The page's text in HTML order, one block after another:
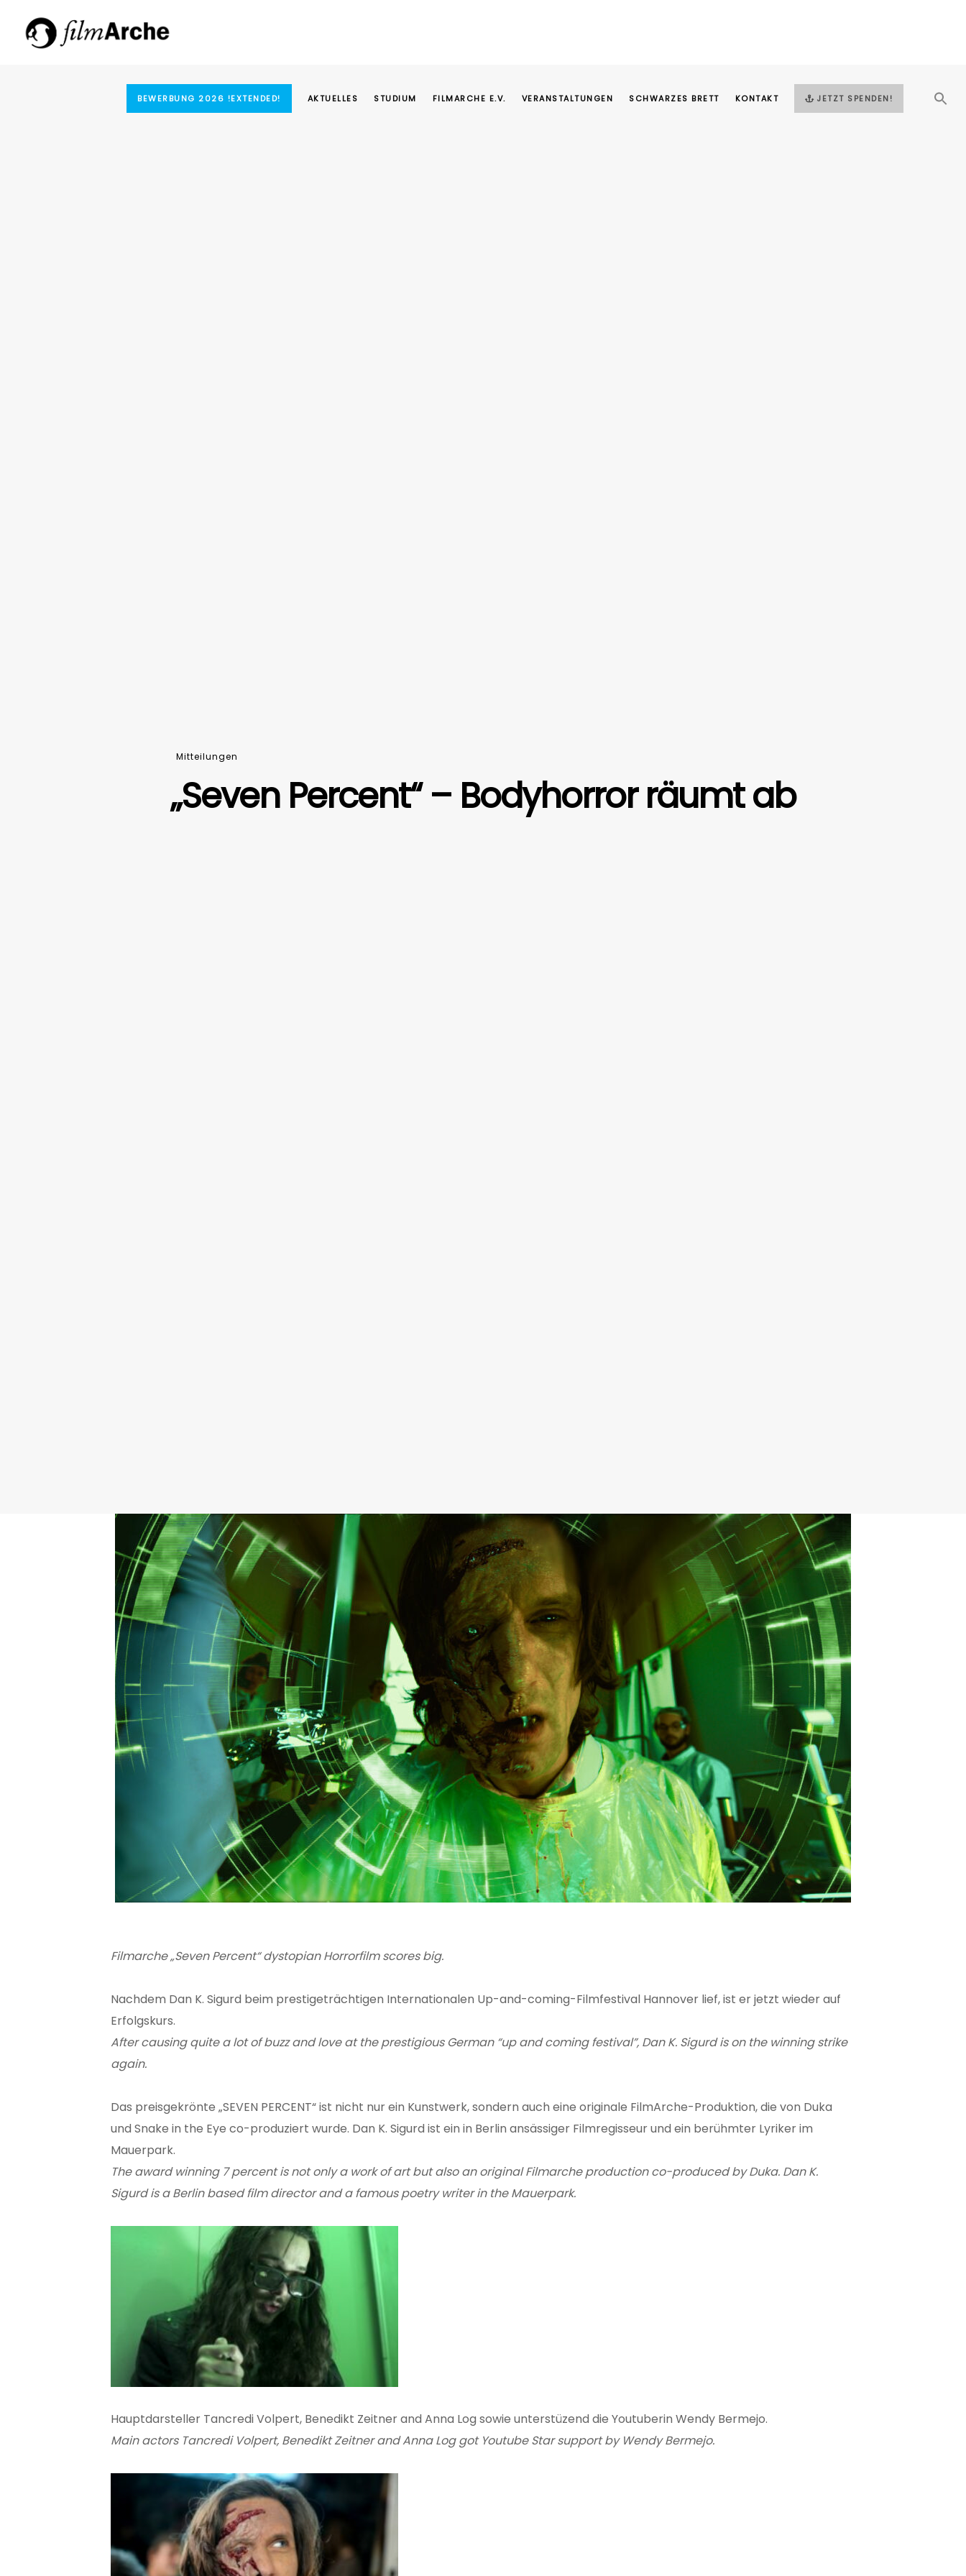
BEWERBUNG 2026 !EXTENDED! AKTUELLES STUDIUM FILMARCHE E.V. VERANSTALTUNGEN SCHWARZES BRETT KONTAKT JETZT SPENDEN!
Mitteilungen
„Seven Percent“ – Bodyhorror räumt ab
Filmarche „Seven Percent“ dystopian Horrorfilm scores big.
Nachdem Dan K. Sigurd beim prestigeträchtigen Internationalen Up-and-coming-Filmfestival Hannover lief, ist er jetzt wieder auf
Erfolgskurs.
After causing quite a lot of buzz and love at the prestigious German “up and coming festival”, Dan K. Sigurd is on the winning strike
again.
Das preisgekrönte „SEVEN PERCENT“ ist nicht nur ein Kunstwerk, sondern auch eine originale FilmArche-Produktion, die von Duka
und Snake in the Eye co-produziert wurde. Dan K. Sigurd ist ein in Berlin ansässiger Filmregisseur und ein berühmter Lyriker im
Mauerpark.
The award winning 7 percent is not only a work of art but also an original Filmarche production co-produced by Duka. Dan K.
Sigurd is a Berlin based film director and a famous poetry writer in the Mauerpark.
Hauptdarsteller Tancredi Volpert, Benedikt Zeitner and Anna Log sowie unterstüzend die Youtuberin Wendy Bermejo.
Main actors Tancredi Volpert, Benedikt Zeitner and Anna Log got Youtube Star support by Wendy Bermejo.